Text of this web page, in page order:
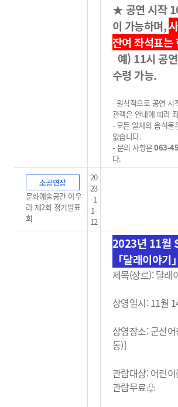
★공연 시작
이 가능하며,
잔여 좌석표는
예) 11시 공
수령 가능.
-원칙적으로 공연 시
관객은 안내에 따라
-모든 일체의 음식물
없습니다.
- 문의 사항은063-
다.
소공연장
문화예술공간 아우
라 제2회 정기발표
회
20
23
-1
1-
12
2023년 11월
「달래이야기」
제목(장르): 달래
상영일시: 11월
상영장소: 군산
동)]
관람대상: 어린
관람무료♧